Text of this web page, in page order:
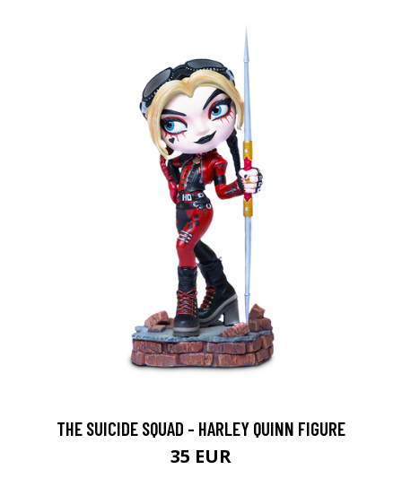
THE SUICIDE SQUAD - HARLEY QUINN FIGURE
35 EUR